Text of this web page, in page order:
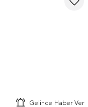
Gelince Haber Ver